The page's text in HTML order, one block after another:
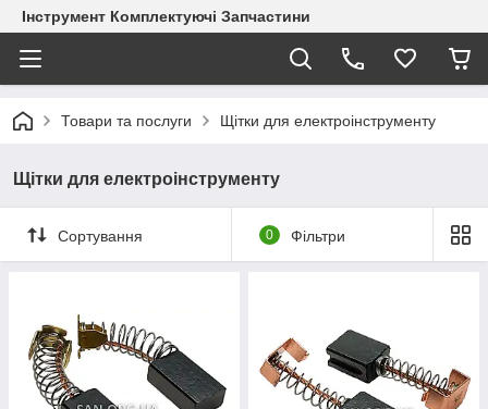
Інструмент Комплектуючі Запчастини
Товари та послуги Щітки для електроінструменту
Щітки для електроінструменту
Сортування 0 Фільтри